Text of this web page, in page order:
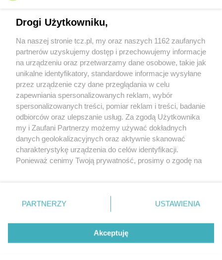
O FIRMIE POLITYKA PRYWATNOŚCI HOSTING
REKLAMA WSPÓŁPRACA RSS FACEBOOK KONTAKT
Nasze serwisy
Aktualności
Tcz24
Historia miasta
Muzyka i kultura
Archiwum wydarzeń
Zdjęcia miasta
Drogi Użytkowniku,
Na naszej stronie tcz.pl, my oraz naszych 1162 zaufanych
partnerów uzyskujemy dostęp i przechowujemy informacje
na urządzeniu oraz przetwarzamy dane osobowe, takie jak
unikalne identyfikatory, standardowe informacje wysyłane
przez urządzenie czy dane przeglądania w celu
zapewniania spersonalizowanych reklam, wybór
spersonalizowanych treści, pomiar reklam i treści, badanie
odbiorców oraz ulepszanie usług. Za zgodą Użytkownika
my i Zaufani Partnerzy możemy używać dokładnych
danych geolokalizacyjnych oraz aktywnie skanować
charakterystykę urządzenia do celów identyfikacji.
Ponieważ cenimy Twoją prywatność, prosimy o zgodę na
znajdujący się w lewym dolnym rogu strony
. Niektóre
przetwarzaniu. Preferencje będą miały zastosowania tylko
PARTNERZY USTAWIENIA
Akceptuję